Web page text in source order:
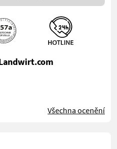
Všechna ocenění